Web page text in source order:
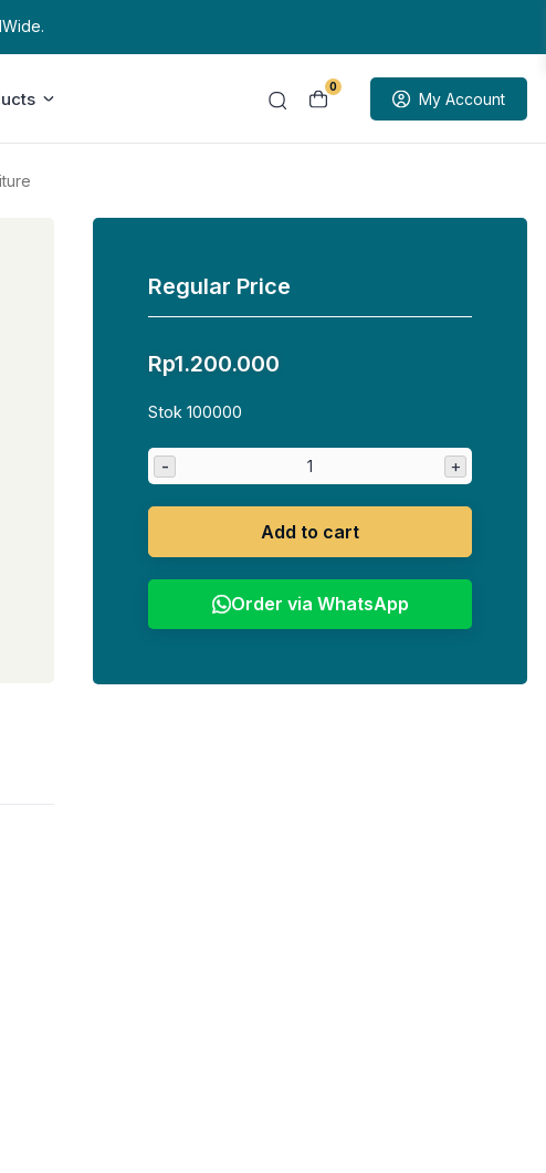
0
My Account
Regular Price
Rp1.200.000
Stok 100000
- +
Add to cart
Order via WhatsApp